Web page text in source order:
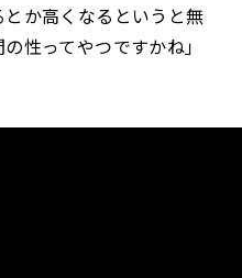
か高くなるというと無
性ってやつですかね」